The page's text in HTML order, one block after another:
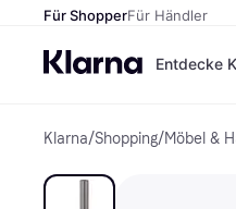
Für ShopperFür Händler
Entdecke
Klarna/Shopping/Möbel &